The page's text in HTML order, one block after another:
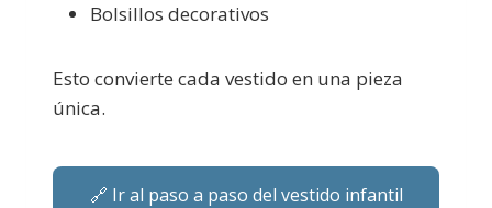
Bolsillos decorativos
Esto convierte cada vestido en una pieza
única.
🔗 Ir al paso a paso del vestido infantil